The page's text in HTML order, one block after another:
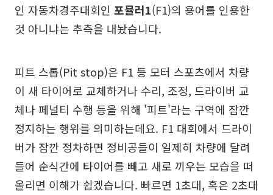
인 자동차경주대회인 포뮬러1(F1)의 용어를 인용한
것 아니냐는 추측을 내놨습니다.
피트 스톱(Pit stop)은 F1 등 모터 스포츠에서 차량
이 새 타이어로 교체하거나 수리, 조정, 드라이버 교
체나 페널티 수행 등을 위해 '피트'라는 구역에 잠깐
정지하는 행위를 의미하는데요. F1 대회에서 드라이
버가 잠깐 정차하면 정비공들이 일제히 차량에 달려
들어 순식간에 타이어를 빼고 새로 끼우는 모습을 떠
올리면 이해가 쉽겠습니다. 빠르면 1초대, 혹은 2초대